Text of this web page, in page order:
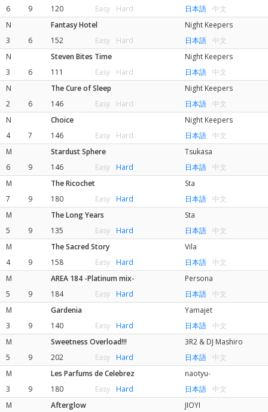
6
9 120 Easy Hard 日本語
中文
N
Fantasy Hotel
Night Keepers
3
6 152 Easy Hard 日本語
中文
N
Steven Bites Time
Night Keepers
3
6 111 Easy Hard 日本語
中文
N
The Cure of Sleep
Night Keepers
2
6 146 Easy Hard 日本語
中文
N
Choice
Night Keepers
4
7 146 Easy Hard 日本語
中文
M
Stardust Sphere
Tsukasa
6
9 146 Easy Hard 日本語
中文
M
The Ricochet
Sta
7
9 180 Easy Hard 日本語
中文
M
The Long Years
Sta
5
9 135 Easy Hard 日本語
中文
M
The Sacred Story
Vila
4
9 158 Easy Hard 日本語
中文
M
AREA 184 -Platinum mix-
Persona
5
9 184 Easy Hard 日本語
中文
M
Gardenia
Yamajet
3
9 140 Easy Hard 日本語
中文
M
Sweetness Overload!!!
3R2 & DJ Mashiro
5
9 202 Easy Hard 日本語
中文
M
Les Parfums de Celebrez
naotyu-
3
9 180 Easy Hard 日本語
中文
M
Afterglow JIOYI